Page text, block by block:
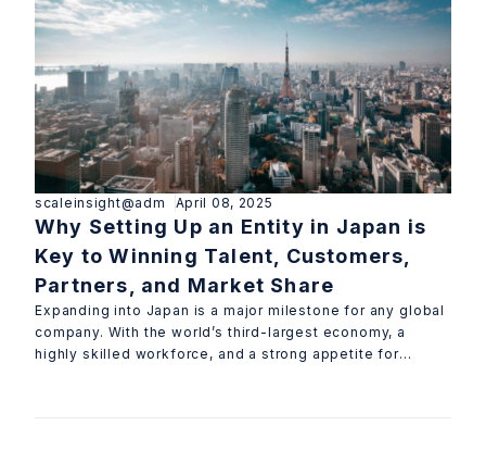
scaleinsight@adm April 08, 2025
Why Setting Up an Entity in Japan is
Key to Winning Talent, Customers,
Partners, and Market Share
Expanding into Japan is a major milestone for any global
company. With the world’s third-largest economy, a
highly skilled workforce, and a strong appetite for